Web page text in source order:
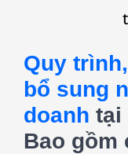
Quy
bổ sung
doanh tại
Bao gồm